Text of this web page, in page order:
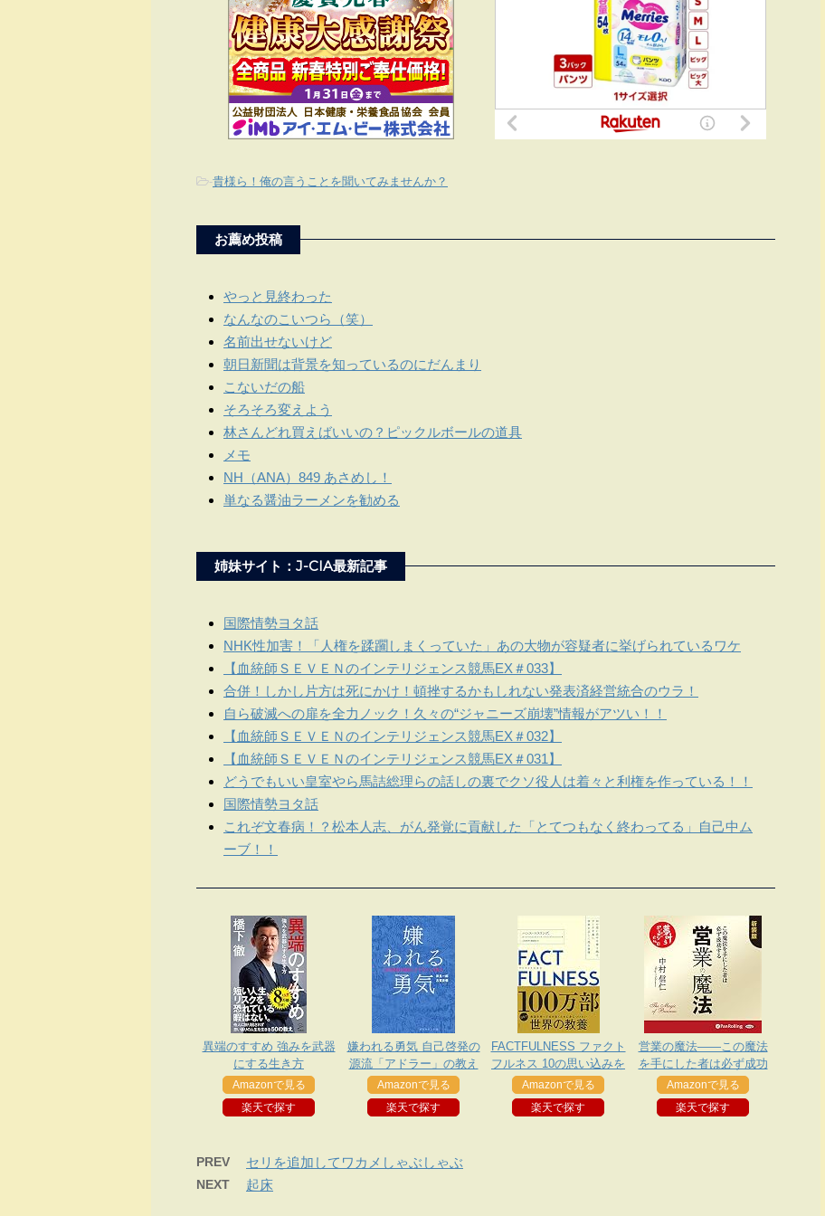
-貴様ら！俺の言うことを聞いてみませんか？
お薦め投稿
やっと見終わった
なんなのこいつら（笑）
名前出せないけど
朝日新聞は背景を知っているのにだんまり
こないだの船
そろそろ変えよう
林さんどれ買えばいいの？ピックルボールの道具
メモ
NH（ANA）849 あさめし！
単なる醤油ラーメンを勧める
姉妹サイト：J-CIA最新記事
国際情勢ヨタ話
NHK性加害！「人権を蹂躙しまくっていた」あの大物が容疑者に挙げられているワケ
【血統師ＳＥＶＥＮのインテリジェンス競馬EX＃033】
合併！しかし片方は死にかけ！頓挫するかもしれない発表済経営統合のウラ！
自ら破滅への扉を全力ノック！久々の“ジャニーズ崩壊”情報がアツい！！
【血統師ＳＥＶＥＮのインテリジェンス競馬EX＃032】
【血統師ＳＥＶＥＮのインテリジェンス競馬EX＃031】
どうでもいい皇室やら馬詰総理らの話しの裏でクソ役人は着々と利権を作っている！！
国際情勢ヨタ話
これぞ文春病！？松本人志、がん発覚に貢献した「とてつもなく終わってる」自己中ム
ーブ！！
異端のすすめ 強みを武器
にする生き方
Amazonで見る
楽天で探す
嫌われる勇気 自己啓発の
源流「アドラー」の教え
Amazonで見る
楽天で探す
FACTFULNESS ファクト
フルネス 10の思い込みを
乗り越え、データを基に
世界を正しく見る習慣
Amazonで見る
楽天で探す
営業の魔法――この魔法
を手にした者は必ず成功
する
Amazonで見る
楽天で探す
PREV セリを追加してワカメしゃぶしゃぶ
NEXT 起床